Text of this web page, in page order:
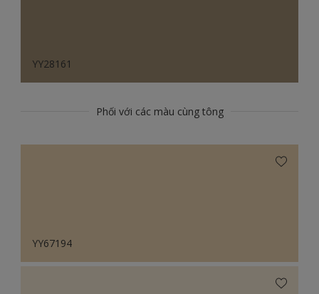
YY28161
Phối với các màu cùng tông
YY67194